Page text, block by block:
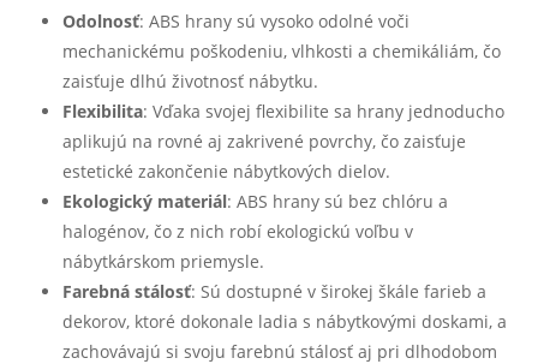
Odolnosť: ABS hrany sú vysoko odolné voči
mechanickému poškodeniu, vlhkosti a chemikáliám, čo
zaisťuje dlhú životnosť nábytku.
Flexibilita: Vďaka svojej flexibilite sa hrany jednoducho
aplikujú na rovné aj zakrivené povrchy, čo zaisťuje
estetické zakončenie nábytkových dielov.
Ekologický materiál: ABS hrany sú bez chlóru a
halogénov, čo z nich robí ekologickú voľbu v
nábytkárskom priemysle.
Farebná stálosť: Sú dostupné v širokej škále farieb a
dekorov, ktoré dokonale ladia s nábytkovými doskami, a
zachovávajú si svoju farebnú stálosť aj pri dlhodobom